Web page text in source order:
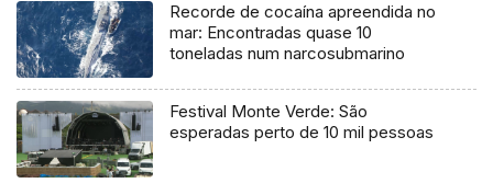
Recorde de cocaína apreendida no
mar: Encontradas quase 10
toneladas num narcosubmarino
Festival Monte Verde: São
esperadas perto de 10 mil pessoas